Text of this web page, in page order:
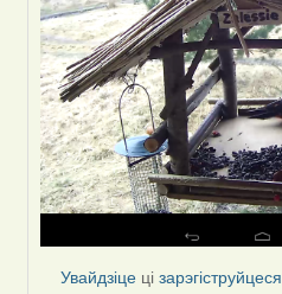
Увайдзіце цізарэгіструйцеся